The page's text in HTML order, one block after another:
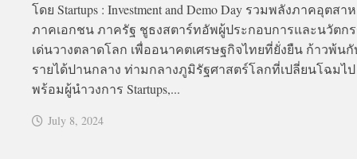
โดย Startups : Investment and Demo Day รวมพลังภาคอุตสา
ภาคเอกชน ภาครัฐ ชูธงสตาร์ทอัพผู้ประกอบการและนวัตก
เด่นวางตลาดโลก เพื่ออนาคตเศรษฐกิจไทยที่ยั่งยืน ก้าวพ้น
รายได้ปานกลาง ท่ามกลางภูมิรัฐศาสตร์โลกที่เปลี่ยนโฉมไป
พร้อมผู้นำวงการ Startups,...
July 8, 2024